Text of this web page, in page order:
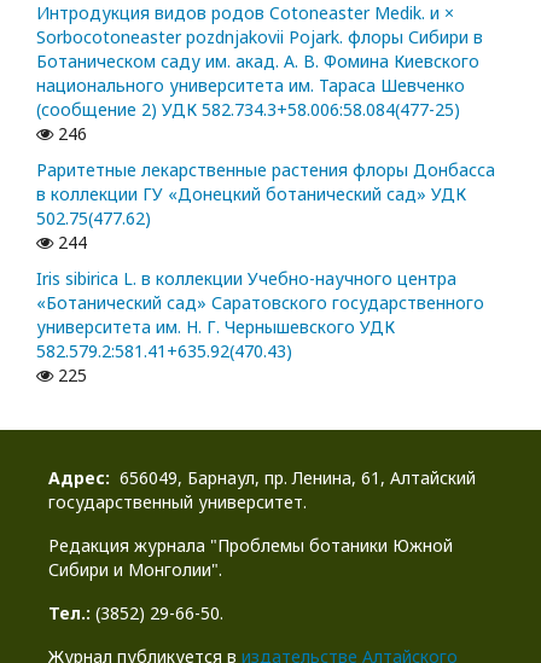
Интродукция видов родов Cotoneaster Medik. и ×
Sorbocotoneaster pozdnjakovii Pojark. флоры Сибири в
Ботаническом саду им. акад. А. В. Фомина Киевского
национального университета им. Тараса Шевченко
(сообщение 2) УДК 582.734.3+58.006:58.084(477-25)
246
Раритетные лекарственные растения флоры Донбасса
в коллекции ГУ «Донецкий ботанический сад» УДК
502.75(477.62)
244
Iris sibirica L. в коллекции Учебно-научного центра
«Ботанический сад» Саратовского государственного
университета им. Н. Г. Чернышевского УДК
582.579.2:581.41+635.92(470.43)
225
Адрес: 656049, Барнаул, пр. Ленина, 61, Алтайский
государственный университет.
Редакция журнала "Проблемы ботаники Южной
Сибири и Монголии".
Тел.: (3852) 29-66-50.
Журнал публикуется в издательстве Алтайского